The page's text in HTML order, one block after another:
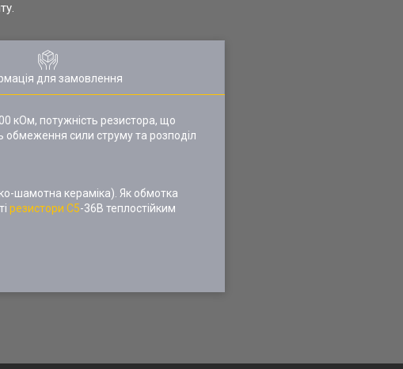
для замовлення
кОм, потужність резистора, що
обмеження сили струму та розподіл
шамотна кераміка). Як обмотка
резистори С5-36В теплостійким